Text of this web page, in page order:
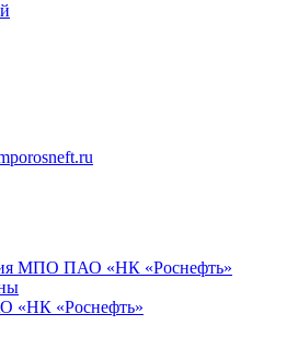
МПО ПАО «НК «Роснефть»
«НК «Роснефть»